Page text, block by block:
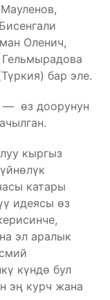
Оленич,
бар эле.
— өз доорунун
кыргыз
катары
идеясы өз
эл аралык
күндө бул
эң курч жана